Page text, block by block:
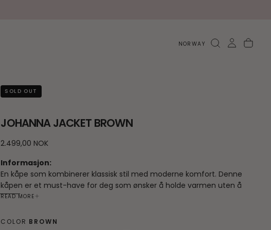
NORWAY
SOLD OUT
JOHANNA JACKET BROWN
2.499,00
Regular
2.499,00 NOK
Informasjon:
En kåpe som kombinerer klassisk stil med moderne komfort. Denne
kåpen er et must-have for deg som ønsker å holde varmen uten å
gå på kompromiss med looken. Lang modell som dekker godt og gir
Perfekt til hverdagen, jobb, fest eller fine anledninger - et plagg som
READ MORE
COLOR BROWN